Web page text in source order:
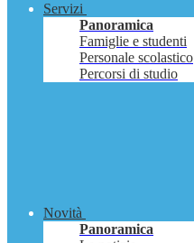
Servizi
Panoramica
Famiglie e studenti
Personale scolastico
Percorsi di studio
Novità
Panoramica